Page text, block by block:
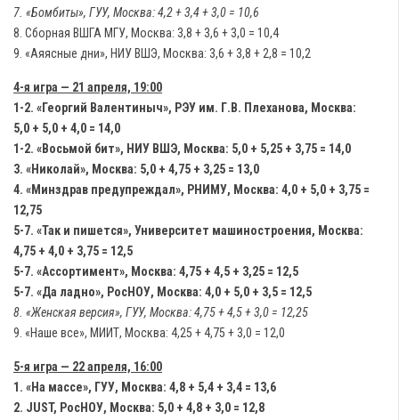
7. «Бомбиты», ГУУ, Москва: 4,2 + 3,4 + 3,0 = 10,6
8. Сборная ВШГА МГУ, Москва: 3,8 + 3,6 + 3,0 = 10,4
9. «Аяясные дни», НИУ ВШЭ, Москва: 3,6 + 3,8 + 2,8 = 10,2
4-я игра — 21 апреля, 19:00
1-2. «Георгий Валентиныч», РЭУ им. Г.В. Плеханова, Москва:
5,0 + 5,0 + 4,0 = 14,0
1-2. «Восьмой бит», НИУ ВШЭ, Москва: 5,0 + 5,25 + 3,75 = 14,0
3. «Николай», Москва: 5,0 + 4,75 + 3,25 = 13,0
4. «Минздрав предупреждал», РНИМУ, Москва: 4,0 + 5,0 + 3,75 =
12,75
5-7. «Так и пишется», Университет машиностроения, Москва:
4,75 + 4,0 + 3,75 = 12,5
5-7. «Ассортимент», Москва: 4,75 + 4,5 + 3,25 = 12,5
5-7. «Да ладно», РосНОУ, Москва: 4,0 + 5,0 + 3,5 = 12,5
8. «Женская версия», ГУУ, Москва: 4,75 + 4,5 + 3,0 = 12,25
9. «Наше все», МИИТ, Москва: 4,25 + 4,75 + 3,0 = 12,0
5-я игра — 22 апреля, 16:00
1. «На массе», ГУУ, Москва: 4,8 + 5,4 + 3,4 = 13,6
2. JUST, РосНОУ, Москва: 5,0 + 4,8 + 3,0 = 12,8